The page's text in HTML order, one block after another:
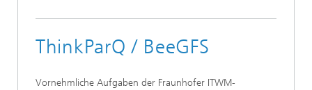
ThinkParQ / BeeGFS
Vornehmliche Aufgaben der Fraunhofer ITWM-